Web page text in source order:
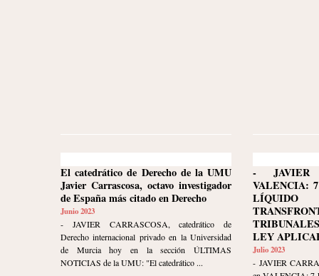
El catedrático de Derecho de la UMU
Javier Carrascosa, octavo investigador
de España más citado en Derecho
Junio 2023
- JAVIER CARRASCOSA, catedrático de
Derecho internacional privado en la Universidad
de Murcia hoy en la sección ÚLTIMAS
NOTICIAS de la UMU: "El catedrático ...
- JAVIER
VALENCIA:
LEY
Julio 2023
- JAVIER